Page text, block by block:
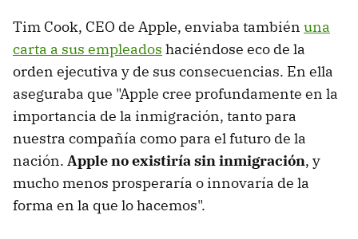
Tim Cook, CEO de Apple, enviaba también una
carta a sus empleados haciéndose eco de la
orden ejecutiva y de sus consecuencias. En ella
aseguraba que "Apple cree profundamente en la
importancia de la inmigración, tanto para
nuestra compañía como para el futuro de la
nación. Apple no existiría sin inmigración, y
mucho menos prosperaría o innovaría de la
forma en la que lo hacemos".